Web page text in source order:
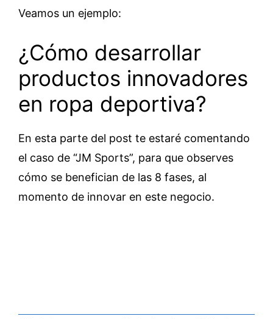
Veamos un ejemplo:
¿Cómo desarrollar
productos innovadores
en ropa deportiva?
En esta parte del post te estaré comentando
el caso de “JM Sports”, para que observes
cómo se benefician de las 8 fases, al
momento de innovar en este negocio.